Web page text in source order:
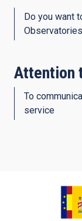
Do you want
Attention
To
service